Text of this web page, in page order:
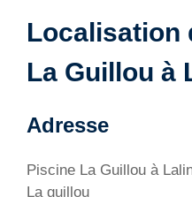
Localisation
La Guillou à
Adresse
Piscine La Guillou à
La guillou